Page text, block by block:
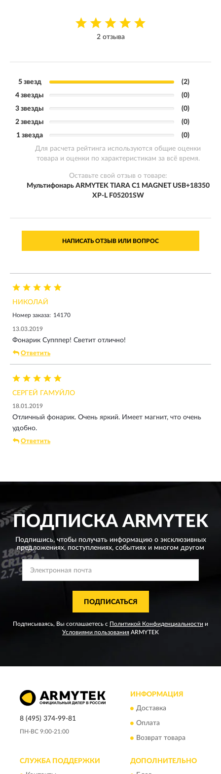
2 отзыва
5 звезд
(2)
4 звезды
(0)
3 звезды
(0)
2 звезды
(0)
1 звезда
(0)
Для расчета рейтинга используются общие оценки
товара и оценки по характеристикам за всё время.
Оставьте свой отзыв о товаре:
Мультифонарь ARMYTEK TIARA C1 MAGNET USB+18350
XP-L F05201SW
НАПИСАТЬ ОТЗЫВ ИЛИ ВОПРОС
НИКОЛАЙ
Номер заказа: 14170
13.03.2019
Фонарик Супппер! Светит отлично!
Ответить
СЕРГЕЙ ГАМУЙЛО
18.01.2019
Отличный фонарик. Очень яркий. Имеет магнит, что очень
удобно.
Ответить
ПОДПИСКА ARMYTEK
Подпишись, чтобы получать информацию о эксклюзивных
предложениях, поступлениях, событиях и многом другом
ПОДПИСАТЬСЯ
Подписываясь, Вы соглашаетесь с Политикой Конфиденциальности и
Условиями пользования ARMYTEK
8 (495) 374-99-81
ПН-ВС 9:00-21:00
ИНФОРМАЦИЯ
Доставка
Оплата
Возврат товара
СЛУЖБА ПОДДЕРЖКИ ДОПОЛНИТЕЛЬНО